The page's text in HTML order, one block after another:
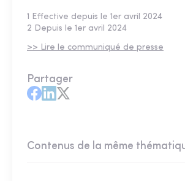
1 Effective depuis le 1er avril 2024
2 Depuis le 1er avril 2024
>> Lire le communiqué de presse
Partager
Contenus de la même